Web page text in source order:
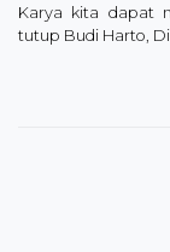
Karya kita dapat
tutup Budi Harto,